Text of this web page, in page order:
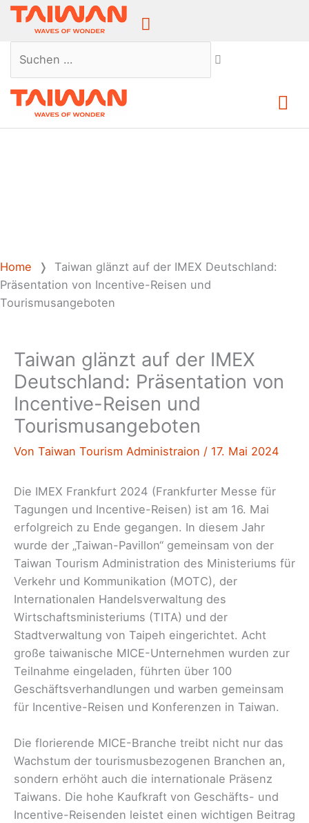
Above
Suchen …
Home ❭ Taiwan glänzt auf der IMEX Deutschland:
Präsentation von Incentive-Reisen und
Tourismusangeboten
Taiwan glänzt auf der IMEX
Deutschland: Präsentation von
Incentive-Reisen und
Tourismusangeboten
Von Taiwan Tourism Administraion / 17. Mai 2024
Die IMEX Frankfurt 2024 (Frankfurter Messe für
Tagungen und Incentive-Reisen) ist am 16. Mai
erfolgreich zu Ende gegangen. In diesem Jahr
wurde der „Taiwan-Pavillon“ gemeinsam von der
Taiwan Tourism Administration des Ministeriums für
Verkehr und Kommunikation (MOTC), der
Internationalen Handelsverwaltung des
Wirtschaftsministeriums (TITA) und der
Stadtverwaltung von Taipeh eingerichtet. Acht
große taiwanische MICE-Unternehmen wurden zur
Teilnahme eingeladen, führten über 100
Geschäftsverhandlungen und warben gemeinsam
für Incentive-Reisen und Konferenzen in Taiwan.
Die florierende MICE-Branche treibt nicht nur das
Wachstum der tourismusbezogenen Branchen an,
sondern erhöht auch die internationale Präsenz
Taiwans. Die hohe Kaufkraft von Geschäfts- und
Incentive-Reisenden leistet einen wichtigen Beitrag